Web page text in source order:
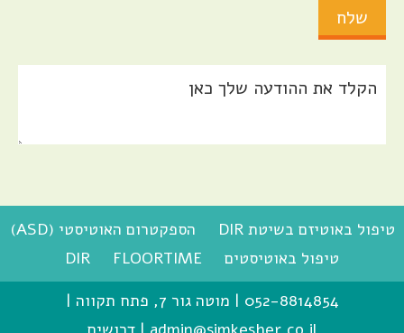
טיפול באוטיזם בשיטת DIR
הספקטרום האוטיסטי (ASD)
טיפול באוטיסטים
FLOORTIME
DIR
052-8814854
| מוטה גור 7, פתח תקווה
|